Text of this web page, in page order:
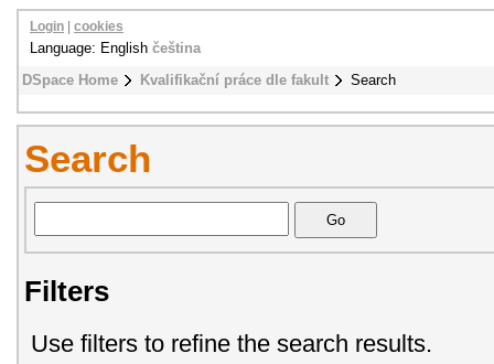
DSpace Home Kvalifikační práce dle fakult Search
Login cookies
Language: English čeština
Search
Filters
Use filters to refine the search results.